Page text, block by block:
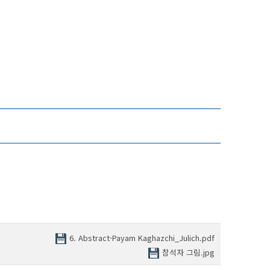
6. Abstract-Payam Kaghazchi_Julich.pdf
참석자 그림.jpg